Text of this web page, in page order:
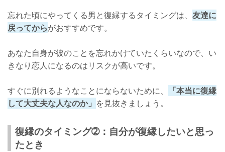
忘れた頃にやってくる男と復縁するタイミングは、 友達に
戻ってからがおすすめです。
あなた自身が彼のことを忘れかけていたくらいなので、い
きなり恋人になるのはリスクが高いです。
すぐに別れるようなことにならないために、
「本当に復縁
して大丈夫な人なのか」 を見抜きましょう。
復縁のタイミング➁：自分が復縁したいと思っ
たとき